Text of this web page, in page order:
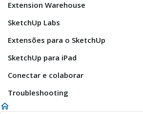
Extension Warehouse
SketchUp Labs
Extensões para o SketchUp
SketchUp para iPad
Conectar e colaborar
Troubleshooting